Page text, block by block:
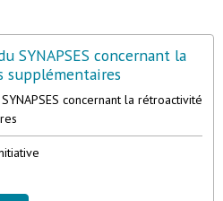
SYNAPSES concernant la
supplémentaires
concernant la rétroactivité